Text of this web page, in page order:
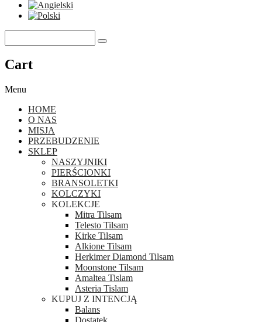
Cart
Menu
HOME
O NAS
MISJA
PRZEBUDZENIE
SKLEP
NASZYJNIKI
PIERŚCIONKI
BRANSOLETKI
KOLCZYKI
KOLEKCJE
Mitra Tilsam
Telesto Tilsam
Kirke Tilsam
Alkione Tilsam
Herkimer Diamond Tilsam
Moonstone Tilsam
Amaltea Tislam
Asteria Tislam
KUPUJ Z INTENCJĄ
Balans